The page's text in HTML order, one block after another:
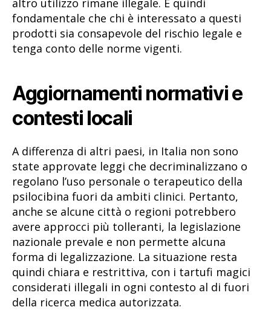
altro utilizzo rimane illegale. È quindi
fondamentale che chi è interessato a questi
prodotti sia consapevole del rischio legale e
tenga conto delle norme vigenti.
Aggiornamenti normativi e
contesti locali
A differenza di altri paesi, in Italia non sono
state approvate leggi che decriminalizzano o
regolano l’uso personale o terapeutico della
psilocibina fuori da ambiti clinici. Pertanto,
anche se alcune città o regioni potrebbero
avere approcci più tolleranti, la legislazione
nazionale prevale e non permette alcuna
forma di legalizzazione. La situazione resta
quindi chiara e restrittiva, con i tartufi magici
considerati illegali in ogni contesto al di fuori
della ricerca medica autorizzata.